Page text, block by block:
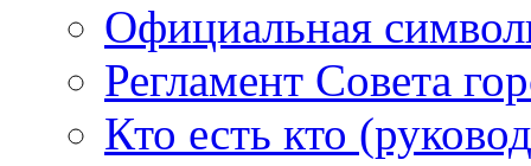
Официальная
Регламент Совета
Кто есть кто